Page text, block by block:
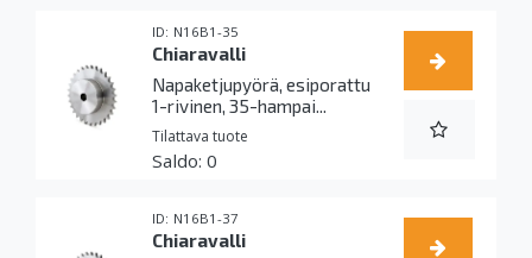
N16B1-35
Chiaravalli
Napaketjupyörä, esiporattu
1-rivinen, 35-hampai...
Tilattava tuote
0
N16B1-37
Chiaravalli